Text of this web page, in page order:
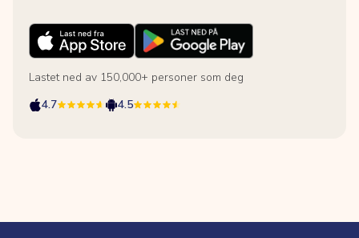
Lastet ned av 150,000+ personer som deg
4.7
4.5